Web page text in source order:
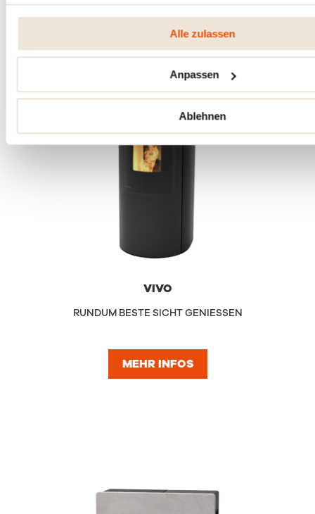
Alle zulassen
Anpassen
Ablehnen
VIVO
RUNDUM BESTE SICHT GENIESSEN
MEHR INFOS